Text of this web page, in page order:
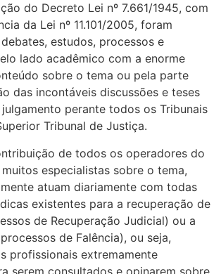
do Decreto Lei nº 7.661/1945, com
da Lei nº 11.101/2005, foram
estudos, processos e
lado acadêmico com a enorme
sobre o tema ou pela parte
das incontáveis discussões e teses
perante todos os Tribunais
Tribunal de Justiça.
de todos os operadores do
especialistas sobre o tema,
atuam diariamente com todas
existentes para a recuperação de
de Recuperação Judicial) ou a
de Falência), ou seja,
profissionais extremamente
serem consultados e opinarem sobre